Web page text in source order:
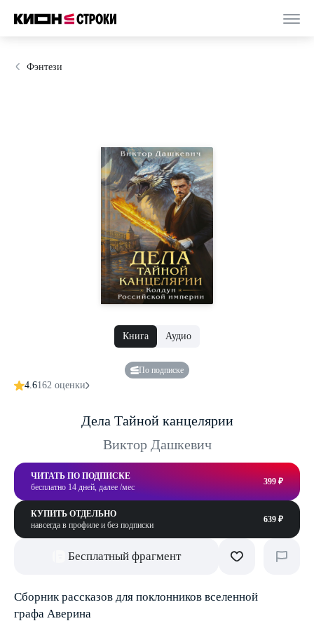
Фэнтези
Книга Аудио
По подписке
4.6162 оценки
Дела Тайной канцелярии
Виктор Дашкевич
ЧИТАТЬ ПО ПОДПИСКЕ
бесплатно 14 дней, далее /мес
399 ₽
КУПИТЬ ОТДЕЛЬНО
навсегда в профиле и без подписки
639 ₽
Бесплатный фрагмент
Сборник рассказов для поклонников вселенной
графа Аверина